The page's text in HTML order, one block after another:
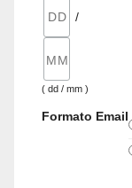
/
( dd / mm )
Formato Email